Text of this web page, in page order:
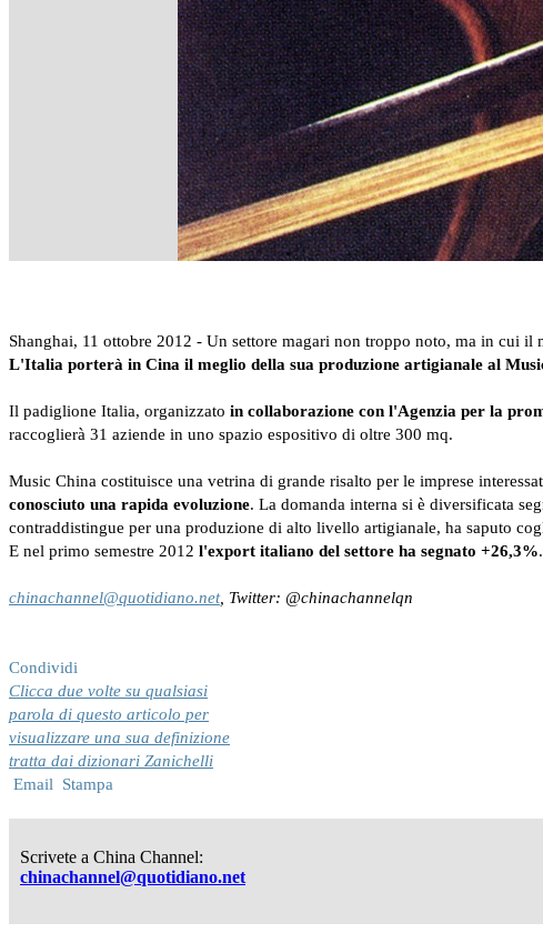
Shanghai, 11 ottobre 2012 - Un settore magari non troppo noto, ma in cui
L'Italia porterà in Cina il meglio della sua produzione artigianale al
Il padiglione Italia, organizzato in collaborazione con l'Agenzia per la
raccoglierà 31 aziende in uno spazio espositivo di oltre 300 mq.
Music China costituisce una vetrina di grande risalto per le imprese
conosciuto una rapida evoluzione. La domanda interna si è diversificata
contraddistingue per una produzione di alto livello artigianale, ha saputo
E nel primo semestre 2012 l'export italiano del settore ha segnato +26,3%.
chinachannel@quotidiano.net, Twitter: @chinachannelqn
Condividi
Clicca due volte su qualsiasi
parola di questo articolo per
visualizzare una sua definizione
tratta dai dizionari Zanichelli
Email
Stampa
Scrivete a China Channel:
chinachannel@quotidiano.net